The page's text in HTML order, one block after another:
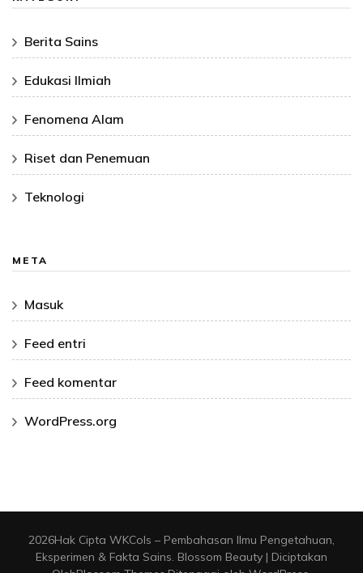
Berita Sains
Edukasi Ilmiah
Fenomena Alam
Riset dan Penemuan
Teknologi
META
Masuk
Feed entri
Feed komentar
WordPress.org
2026Hak Cipta WKCols – Pembahasan Ilmu Pengetahuan,
Eksperimen & Fakta Sains Blossom Beauty | Diciptakan